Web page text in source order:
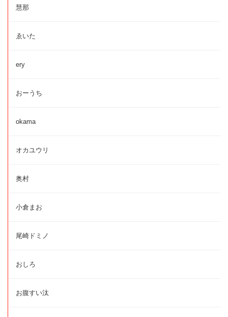
慧那
ゑいた
ery
おーうち
okama
オカユウリ
奥村
小倉まお
尾崎ドミノ
おしろ
お腹すい汰